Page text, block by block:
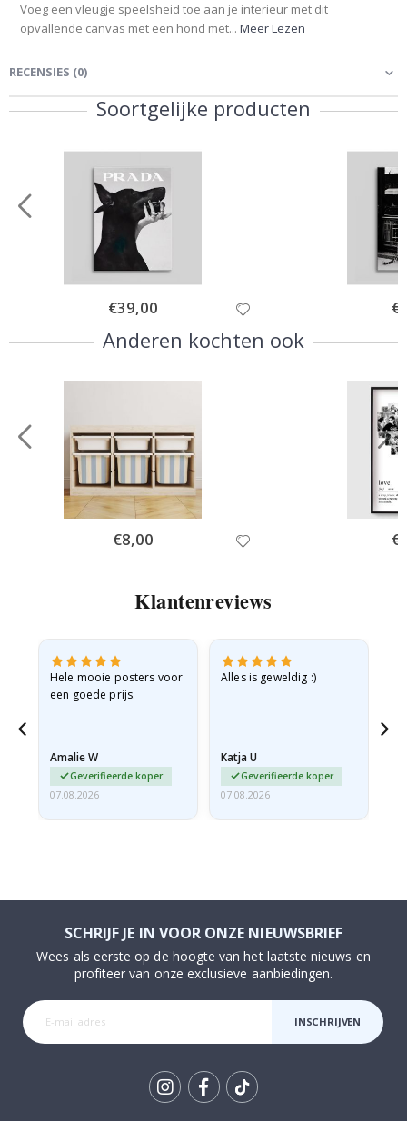
Voeg een vleugje speelsheid toe aan je interieur met dit
opvallende canvas met een hond met... Meer Lezen
RECENSIES (0)
Soortgelijke producten
Special
Price
€39,00
Anderen kochten ook
Special
Price
€8,00
Klantenreviews
Hele mooie posters voor
een goede prijs.
Amalie W
Geverifieerde koper
07.08.2026
Alles is geweldig :)
Katja U
Geverifieerde koper
07.08.2026
SCHRIJF JE IN VOOR ONZE NIEUWSBRIEF
Wees als eerste op de hoogte van het laatste nieuws en
profiteer van onze exclusieve aanbiedingen.
INSCHRIJVEN